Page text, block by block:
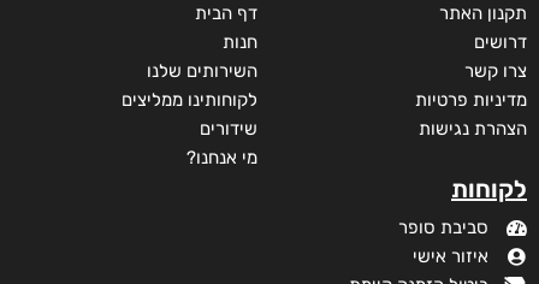
תקנון האתר
דרושים
צרו קשר
מדיניות פרטיות
הצהרת נגישות
לקוחות
סביבת סופר
איזור אישי
דף הבית
חנות
השירותים שלנו
לקוחותינו ממליצים
שידורים
מי אנחנו?